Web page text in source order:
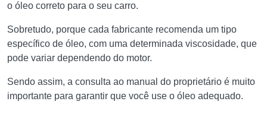
o óleo correto para o seu carro.
Sobretudo, porque cada fabricante recomenda um tipo
específico de óleo, com uma determinada viscosidade, que
pode variar dependendo do motor.
Sendo assim, a consulta ao manual do proprietário é muito
importante para garantir que você use o óleo adequado.